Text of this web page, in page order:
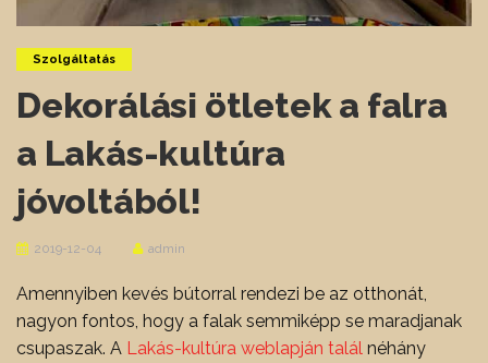
Szolgáltatás
Dekorálási ötletek a falra
a Lakás-kultúra
jóvoltából!
2019-12-04 admin
Amennyiben kevés bútorral rendezi be az otthonát,
nagyon fontos, hogy a falak semmiképp se maradjanak
csupaszak. A Lakás-kultúra weblapján talál néhány